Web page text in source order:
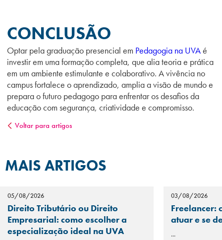
CONCLUSÃO
Optar pela graduação presencial em Pedagogia na UVAé
investir em uma formação completa, que alia teoria e prática
em um ambiente estimulante e colaborativo. A vivência no
campus fortalece o aprendizado, amplia a visão de mundo e
prepara o futuro pedagogo para enfrentar os desafios da
educação com segurança, criatividade e compromisso.
Voltar para artigos
MAIS ARTIGOS
05/08/2026
Direito Tributário ou Direito
Empresarial: como escolher a
especialização ideal na UVA
03/08/2026
Freelancer:
atuar e se
...